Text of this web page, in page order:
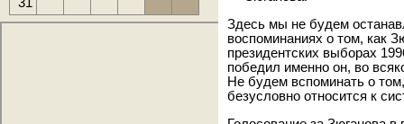
Здесь мы не будем
воспоминаниях о том, как
президентских выборах
победил именно он, во
Не будем вспоминать о
безусловно относится к